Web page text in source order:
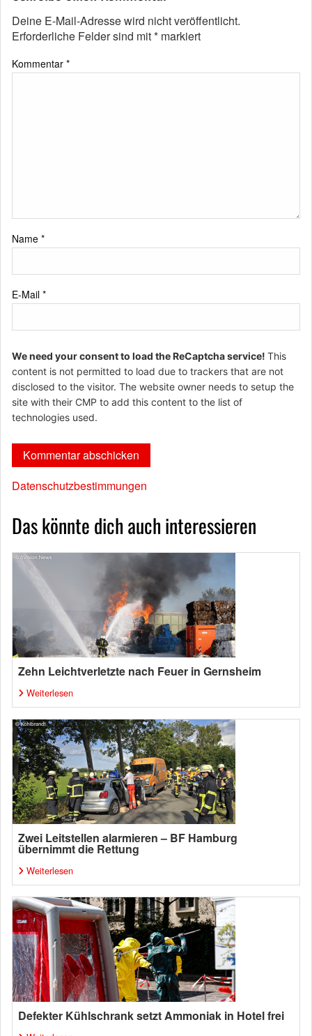
Deine E-Mail-Adresse wird nicht veröffentlicht.
Erforderliche Felder sind mit* markiert
Kommentar *
Name *
E-Mail *
We need your consent to load the ReCaptcha service! This
content is not permitted to load due to trackers that are not
disclosed to the visitor. The website owner needs to setup the
site with their CMP to add this content to the list of
technologies used.
Datenschutzbestimmungen
Das könnte dich auch interessieren
Zehn Leichtverletzte nach Feuer in Gernsheim
Weiterlesen
Zwei Leitstellen alarmieren – BF Hamburg
übernimmt die Rettung
Weiterlesen
Defekter Kühlschrank setzt Ammoniak in Hotel frei